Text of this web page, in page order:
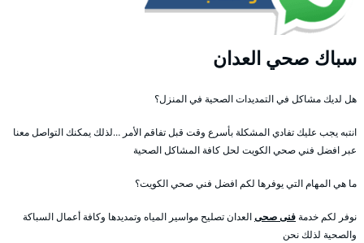
سباك صحي العدان
هل لديك مشاكل في التمديدات الصحية في المنزل؟
انتبه يجب عليك تفادي المشكلة بأسرع وقت قبل تفاقم الأمر …لذلك يمكنك التواصل معنا
عبر افضل فني صحي الكويت لحل كافة المشاكل الصحية
ما هي المهام التي يوفرها لكم افضل فني صحي الكويت؟
نوفر لكم خدمةفنى صحىالعدان تصليح مواسير المياه وتمديدها وكافة أعمال السباكة
والصحية لذلك نحن